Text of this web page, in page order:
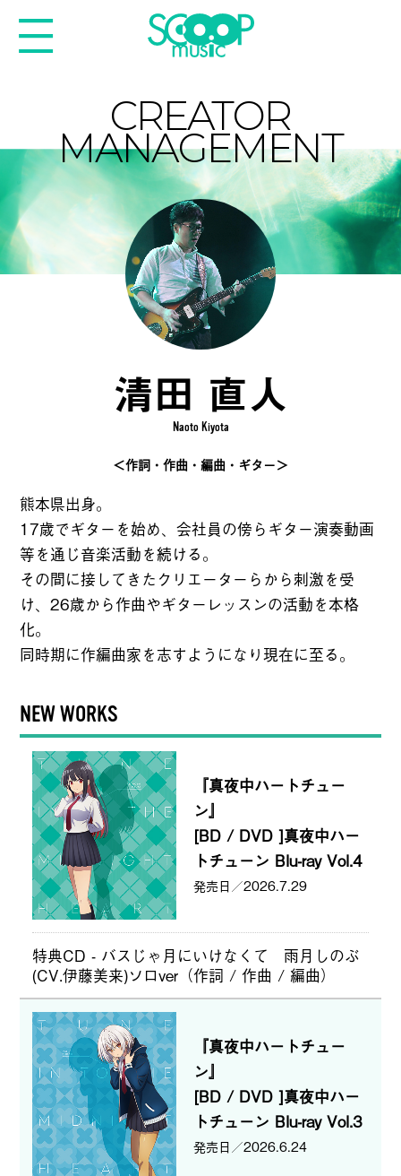
CREATOR
MANAGEMENT
清田 直人
Naoto Kiyota
＜作詞・作曲・編曲・ギター＞
熊本県出身。
17歳でギターを始め、会社員の傍らギター演奏動画
等を通じ音楽活動を続ける。
その間に接してきたクリエーターらから刺激を受
け、26歳から作曲やギターレッスンの活動を本格
化。
同時期に作編曲家を志すようになり現在に至る。
NEW WORKS
『真夜中ハートチュー
ン』
[BD / DVD ]真夜中ハー
トチューン Blu-ray Vol.4
2026.7.29
特典CD - バスじゃ月にいけなくて 雨月しのぶ
(CV.伊藤美来)ソロver（作詞 / 作曲 / 編曲）
『真夜中ハートチュー
ン』
[BD / DVD ]真夜中ハー
トチューン Blu-ray Vol.3
2026.6.24